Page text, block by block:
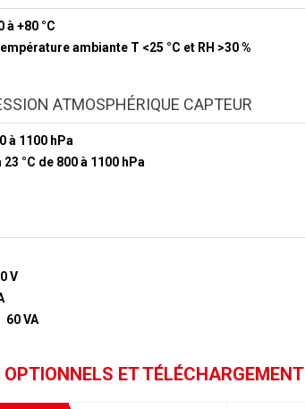
à +80 °C
ambiante T <25 °C et RH >30 %
ATMOSPHÉRIQUE CAPTEUR
à 1100 hPa
23 °C de 800 à 1100 hPa
V
60 VA
ET TÉLÉCHARGEMENT